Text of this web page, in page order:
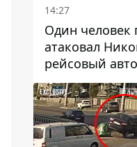
14:27
Один человек
атаковал
рейсовый